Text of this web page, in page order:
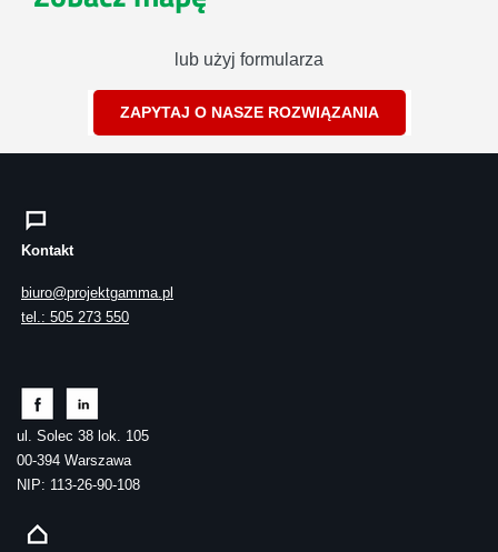
lub użyj formularza
ZAPYTAJ O NASZE ROZWIĄZANIA
Kontakt
biuro@projektgamma.pl
tel.: 505 273 550
ul. Solec 38 lok. 105
00-394 Warszawa
NIP: 113-26-90-108